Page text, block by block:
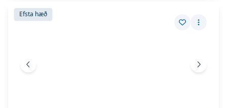
Skoða eignina
Efsta hæð
Vista eign
Fleiri
Skoða eignina
Fyrri mynd Næsta